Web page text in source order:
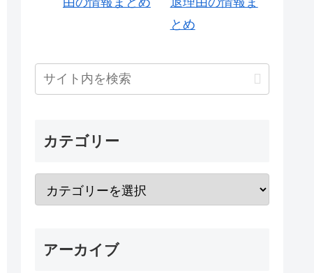
とめ
カテゴリー
アーカイブ